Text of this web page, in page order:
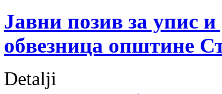
Јавни позив за упис
обвезница општине
Detalji